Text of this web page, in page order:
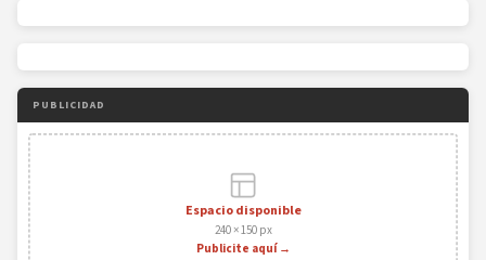
PUBLICIDAD
Espacio disponible
240 × 150 px
Publicite aquí →